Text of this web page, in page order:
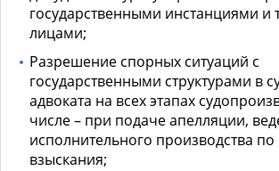
государственными инстанциями и
лицами;
Разрешение спорных ситуаций с
государственными структурами в
адвоката на всех этапах
числе – при подаче апелляции,
исполнительного производства
взыскания;